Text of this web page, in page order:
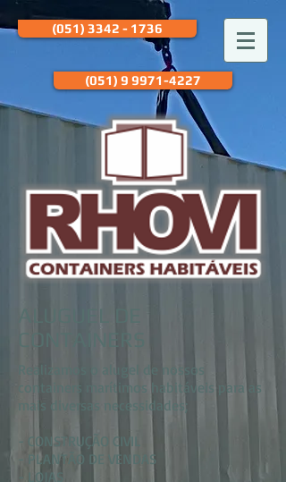
(051) 3342 - 1736
(051) 9 9971-4227
ALUGUEL DE
CONTAINERS
Realizamos o alugel de nossos
containers marítimos habitáveis para as
mais diversas necessidades;
- CONSTRUÇÃO CIVIL
- PLANTÃO DE VENDAS
- LOJAS